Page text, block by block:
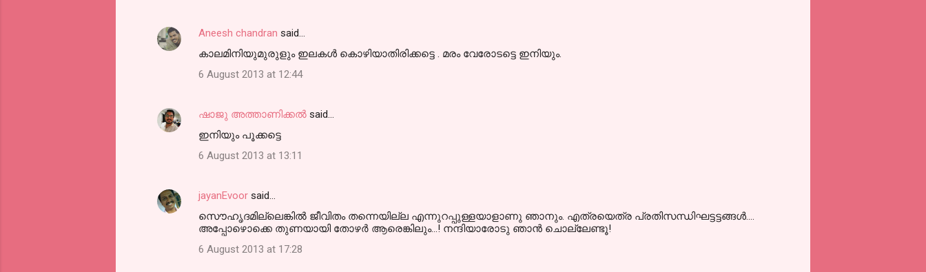
Aneesh chandran said…
കാലമിനിയുമുരുളും ഇലകള്‍ കൊഴിയാതിരിക്കട്ടെ . മരം വേരോടട്ടെ ഇനിയും.
6 August 2013 at 12:44
ഷാജു അത്താണിക്കല്‍ said…
ഇനിയും പൂക്കട്ടെ
6 August 2013 at 13:11
jayanEvoor said…
സൌഹൃദമില്ലെങ്കിൽ ജീവിതം തന്നെയില്ല എന്നുറപ്പുള്ളയാളാണു ഞാനും. എത്രയെത്ര പ്രതിസന്ധിഘട്ടട്ടങ്ങൾ....
അപ്പോഴൊക്കെ തുണയായി തോഴർ ആരെങ്കിലും...! നന്ദിയാരോടു ഞാൻ ചൊല്ലേണ്ടൂ!
6 August 2013 at 17:28